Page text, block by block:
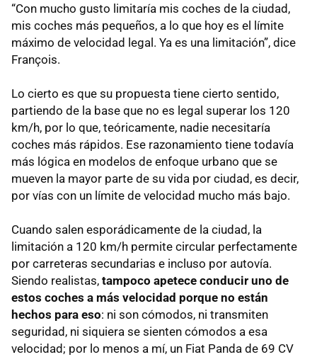
“Con mucho gusto limitaría mis coches de la ciudad,
mis coches más pequeños, a lo que hoy es el límite
máximo de velocidad legal. Ya es una limitación”, dice
François.
Lo cierto es que su propuesta tiene cierto sentido,
partiendo de la base que no es legal superar los 120
km/h, por lo que, teóricamente, nadie necesitaría
coches más rápidos. Ese razonamiento tiene todavía
más lógica en modelos de enfoque urbano que se
mueven la mayor parte de su vida por ciudad, es decir,
por vías con un límite de velocidad mucho más bajo.
Cuando salen esporádicamente de la ciudad, la
limitación a 120 km/h permite circular perfectamente
por carreteras secundarias e incluso por autovía.
Siendo realistas, tampoco apetece conducir uno de
estos coches a más velocidad porque no están
hechos para eso: ni son cómodos, ni transmiten
seguridad, ni siquiera se sienten cómodos a esa
velocidad; por lo menos a mí, un Fiat Panda de 69 CV